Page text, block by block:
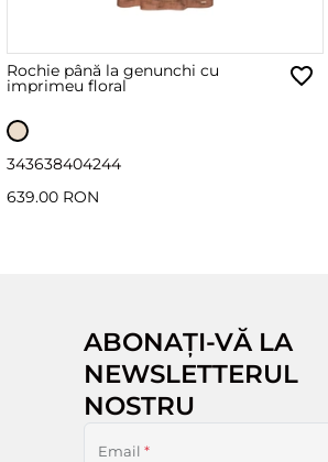
Rochie până la genunchi cu
imprimeu floral
343638404244
639.00 RON
ABONAȚI-VĂ LA
NEWSLETTERUL
NOSTRU
Email *